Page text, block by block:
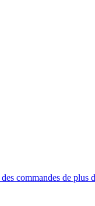
des commandes de plus